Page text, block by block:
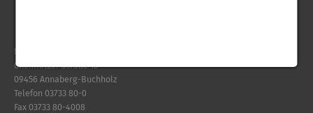
Erzgebirgsklinikum gGmbH
Chemnitzer Straße 15
09456 Annaberg-Buchholz
Telefon 03733 80-0
Fax 03733 80-4008